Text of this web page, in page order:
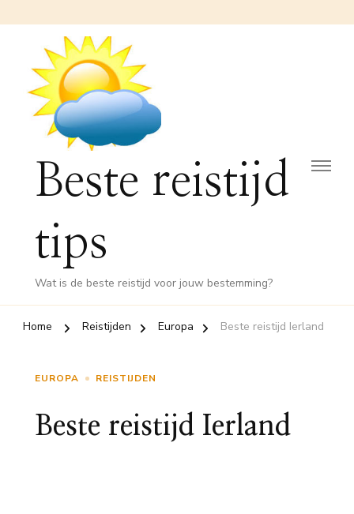
Beste reistijd
tips
Wat is de beste reistijd voor jouw bestemming?
Home Reistijden Europa Beste reistijd Ierland
EUROPA REISTIJDEN
Beste reistijd Ierland